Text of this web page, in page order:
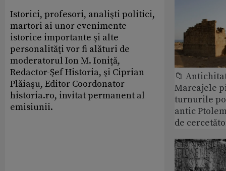
Istorici, profesori, analişti politici,
martori ai unor evenimente
istorice importante şi alte
personalităţi vor fi alături de
moderatorul Ion M. Ioniţă,
Redactor-Şef Historia, şi Ciprian
Plăiaşu, Editor Coordonator
historia.ro, invitat permanent al
emisiunii.
📁
Marcajele
turnurile
antic
de